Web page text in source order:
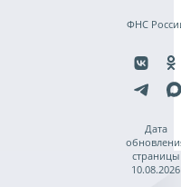
ФНС
Дата
страницы
10.08.2026